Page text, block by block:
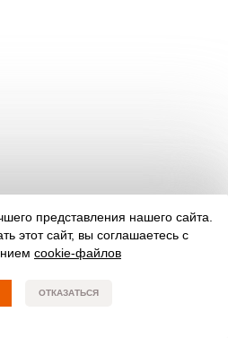
представления нашего сайта.
этот сайт, вы соглашаетесь с
cookie-файлов
ОТКАЗАТЬСЯ